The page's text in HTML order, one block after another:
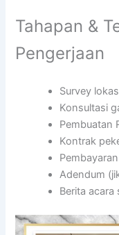
Tahapan &
Pengerjaan
Survey
Konsultasi
Pembuatan
Kontrak
Adendum
Berita acara